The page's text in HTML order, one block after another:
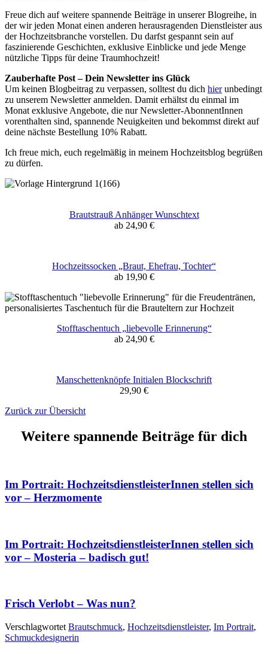
Freue dich auf weitere spannende Beiträge in unserer Blogreihe, in
der wir jeden Monat einen anderen herausragenden Dienstleister aus
der Hochzeitsbranche vorstellen. Du darfst gespannt sein auf
faszinierende Geschichten, exklusive Einblicke und jede Menge
nützliche Tipps für deine Traumhochzeit!
Zauberhafte Post – Dein Newsletter ins Glück
Um keinen Blogbeitrag zu verpassen, solltest du dich hierunbedingt
zu unserem Newsletter anmelden. Damit erhältst du einmal im
Monat exklusive Angebote, die nur Newsletter-AbonnentInnen
vorenthalten sind, spannende Neuigkeiten und bekommst direkt auf
deine nächste Bestellung 10% Rabatt.
Ich freue mich, euch regelmäßig in meinem Hochzeitsblog begrüßen
zu dürfen.
Brautstrauß Anhänger Wunschtext
ab 24,90 €
Hochzeitssocken „Braut, Ehefrau, Tochter“
ab 19,90 €
Stofftaschentuch „liebevolle Erinnerung“
ab 24,90 €
Manschettenknöpfe Initialen Blockschrift
29,90 €
Zurück zur Übersicht
Weitere spannende Beiträge für dich
Im Portrait: HochzeitsdienstleisterInnen stellen sich
vor – Herzmomente
Im Portrait: HochzeitsdienstleisterInnen stellen sich
vor – Mosteria – badisch gut!
Frisch Verlobt – Was nun?
Verschlagwortet Brautschmuck, Hochzeitsdienstleister, Im Portrait,
Schmuckdesignerin